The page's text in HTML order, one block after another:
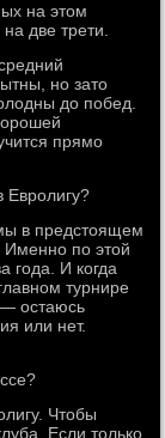
на этом
две трети.
но зато
до побед.
прямо
в предстоящем
Именно по этой
года. И когда
турнире
остаюсь
или нет.
Чтобы
Если только